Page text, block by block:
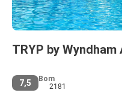
TRYP by
7,5
Bom
2181